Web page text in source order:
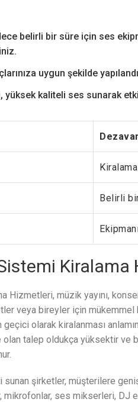
belirli bir süre için ses
uygun şekilde
kaliteli ses sunarak
Belirli
Kiralama
Hizmetleri, müzik yayını,
veya bireyler için
olarak kiralanması
talep oldukça yüksektir ve
şirketler, müşterilere
mikrofonlar, ses mikserleri, DJ